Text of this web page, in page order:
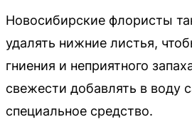
Новосибирские флористы
удалять нижние листья,
гниения и неприятного
свежести добавлять в воду
специальное средство.